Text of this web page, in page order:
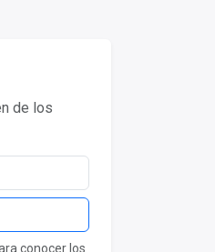
de los
conocer los